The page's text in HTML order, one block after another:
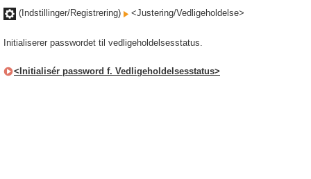
(Indstillinger/Registrering) <Justering/Vedligeholdelse>
Initialiserer passwordet til vedligeholdelsesstatus.
<Initialisér password f. Vedligeholdelsesstatus>